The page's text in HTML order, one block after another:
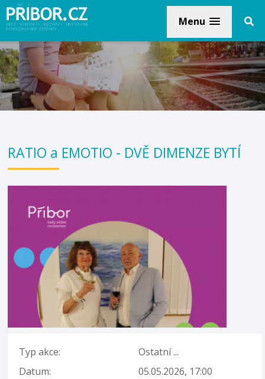
Menu
RATIO a EMOTIO - DVĚ DIMENZE BYTÍ
Typ akce:
Ostatní ...
Datum:
05.05.2026, 17:00